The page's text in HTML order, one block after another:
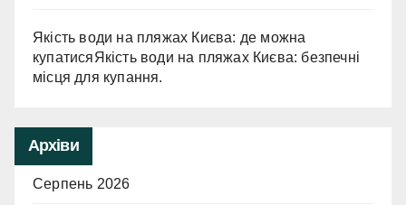
Якість води на пляжах Києва: де можна
купатисяЯкість води на пляжах Києва: безпечні
місця для купання.
Архіви
Серпень 2026